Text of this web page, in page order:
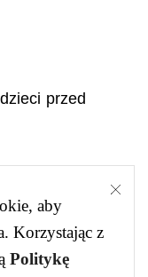
aby
Korzystając z
Politykę
przed